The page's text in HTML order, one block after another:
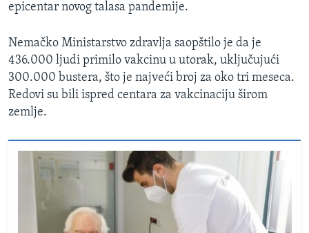
epicentar novog talasa pandemije.
Nemačko Ministarstvo zdravlja saopštilo je da je
436.000 ljudi primilo vakcinu u utorak, uključujući
300.000 bustera, što je najveći broj za oko tri meseca.
Redovi su bili ispred centara za vakcinaciju širom
zemlje.